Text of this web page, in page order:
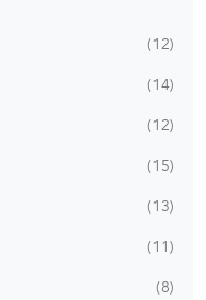
12
14
12
15
13
11
8